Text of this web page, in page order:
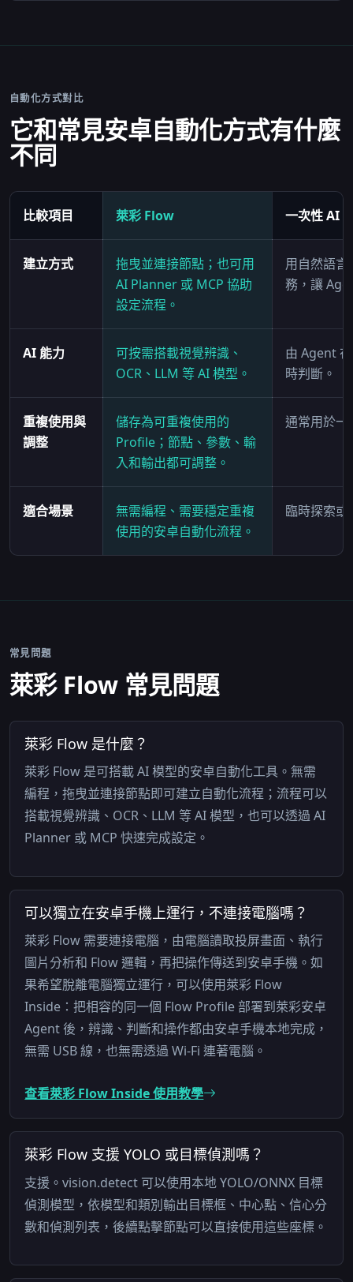
自動化方式對比
它和常見安卓自動化方式有什麼
不同
比較項目 萊彩 Flow 一次性 AI
建立方式
拖曳並連接節點；也可用
AI Planner 或 MCP 協助
設定流程。
用自然語言
務，讓
AI 能力
可按需搭載視覺辨識、
OCR、LLM 等 AI 模型。
由 Agent
時判斷。
重複使用與
調整
儲存為可重複使用的
Profile；節點、參數、輸
入和輸出都可調整。
通常用於一
適合場景
無需編程、需要穩定重複
使用的安卓自動化流程。
臨時探索或
常見問題
萊彩 Flow 常見問題
萊彩 Flow 是什麼？
萊彩 Flow 是可搭載 AI 模型的安卓自動化工具。無需
編程，拖曳並連接節點即可建立自動化流程；流程可以
搭載視覺辨識、OCR、LLM 等 AI 模型，也可以透過 AI
Planner 或 MCP 快速完成設定。
可以獨立在安卓手機上運行，不連接電腦嗎？
萊彩 Flow 需要連接電腦，由電腦讀取投屏畫面、執行
圖片分析和 Flow 邏輯，再把操作傳送到安卓手機。如
果希望脫離電腦獨立運行，可以使用萊彩 Flow
Inside：把相容的同一個 Flow Profile 部署到萊彩安卓
Agent 後，辨識、判斷和操作都由安卓手機本地完成，
無需 USB 線，也無需透過 Wi-Fi 連著電腦。
查看萊彩 Flow Inside 使用教學
萊彩 Flow 支援 YOLO 或目標偵測嗎？
支援。vision.detect 可以使用本地 YOLO/ONNX 目標
偵測模型，依模型和類別輸出目標框、中心點、信心分
數和偵測列表，後續點擊節點可以直接使用這些座標。